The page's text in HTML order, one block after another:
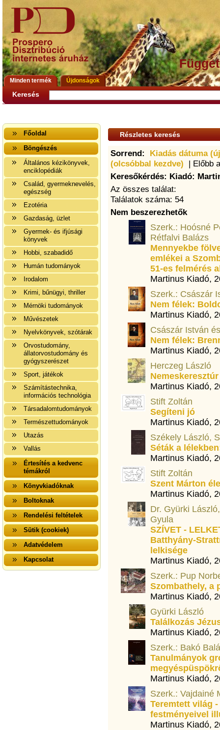
Minden termék Újdonságok
Keresés
Főoldal
Böngészés
Általános kézikönyvek,
enciklopédiák
Család, gyermeknevelés,
egészség
Ezotéria
Gazdaság, üzlet
Gyermek- és ifjúsági
könyvek
Hobbi, szabadidő
Humán tudományok
Irodalom
Krimi, bűnügyi, thriller
Mérnöki tudományok
Művészetek
Nyelvkönyvek, szótárak
Orvostudomány,
állatorvostudomány és
gyógyszerészet
Sport, játékok
Számítástechnika,
információs technológia
Társadalomtudományok
Természettudományok
Utazás
Vallás
Értesítés a kedvenc
témákról
Könyvkiadóknak
Boltoknak
Rendelési feltételek
Sütik (cookiek)
Adatvédelem
Kapcsolat
Részletes keresés
Sorrend:
Kiadás dátuma
(olcsóbbal kezdve) | Előbb
Keresőkérdés: Kiadó:
Az összes találat:
Találatok száma: 54
Nem beszerezhetők
Szerk.: Hoósné
Rétfalvi Balázs
Mennyekbe
emlékei a
51-es felmérés
Martinus Kiadó,
Szerk.: Császár
Nem félek:
Martinus Kiadó,
Császár István
Nem félek:
Martinus Kiadó,
Herczeg László
Martinus Kiadó,
Stift Zoltán
Segíteni jó
Martinus Kiadó,
Székely László,
Séták a
Martinus Kiadó,
Stift Zoltán
Szent Márton
Martinus Kiadó,
Dr. Gyürki
Gyula
SZÍVET -
Batthyány-
lelkisége
Martinus Kiadó,
Szerk.: Pup
Szombathely, a
Martinus Kiadó,
Gyürki László
Találkozás
Martinus Kiadó,
Szerk.: Bakó
Tanulmányok
Martinus Kiadó,
Szerk.: Vajdainé
Teremtett világ
festményeivel
Martinus Kiadó,